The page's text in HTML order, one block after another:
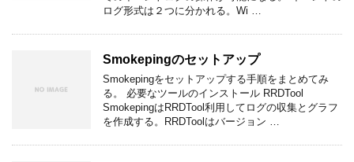
ログ形式は２つに分かれる。Wi …
Smokepingのセットアップ
Smokepingをセットアップする手順をまとめてみ
る。 必要なツールのインストール RRDTool
SmokepingはRRDTool利用してログの収集とグラフ
を作成する。RRDToolはバージョン …